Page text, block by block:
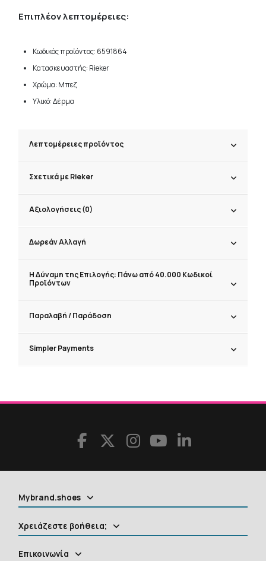
Επιπλέον λεπτομέρειες:
Κωδικός προϊόντος: 6591864
Κατασκευαστής: Rieker
Χρώμα: Μπεζ
Υλικό: Δέρμα
Λεπτομέρειες προϊόντος
Σχετικά με Rieker
Αξιολογήσεις (0)
Δωρεάν Αλλαγή
Η Δύναμη της Επιλογής: Πάνω από 40.000 Κωδικοί
Προϊόντων
Παραλαβή / Παράδoση
Simpler Payments
Mybrand.shoes
Χρειάζεστε βοήθεια;
Επικοινωνία